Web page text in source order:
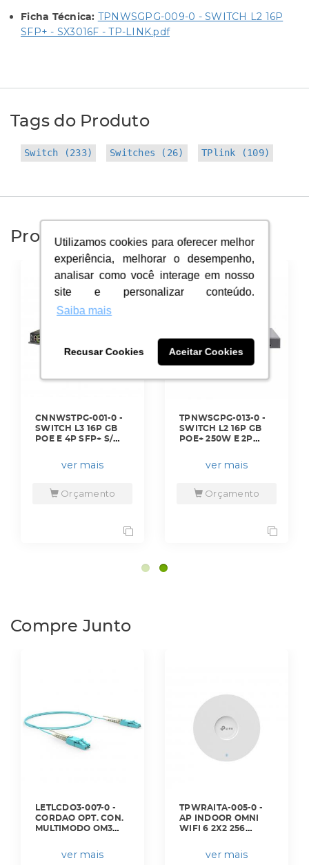
Utilizamos cookies para oferecer melhor
experiência, melhorar o desempenho,
analisar como você interage em nosso
site e personalizar conteúdo.
Saiba mais
Recusar Cookies Aceitar Cookies
Utilizamos cookies para oferecer melhor
experiência, melhorar o desempenho,
analisar como você interage em nosso
site e personalizar conteúdo.
Saiba mais
Recusar Cookies Aceitar Cookies
Ficha Técnica: TPNWSGPG-009-0 - SWITCH L2 16P
SFP+ - SX3016F - TP-LINK.pdf
Tags do Produto
Switch (233) Switches (26) TPlink (109)
Produtos Similares
CNNWSTPG-001-0 -
SWITCH L3 16P GB
POE E 4P SFP+ S/
MXTX2020GXPA10 -
CAMBIUMver mais
Orçamento
TPNWSGPG-013-0 -
SWITCH L2 16P GB
POE+ 250W E 2P
ES220GMP - TP-LINK
ver mais
Orçamento
Compre Junto
LETLCDO3-007-0 -
CORDAO OPT. CON.
MULTIMODO OM3
3,0M LSZH ACQUA
ver mais
TPWRAITA-005-0 -
AP INDOOR OMNI
WIFI 6 2X2 256
S/ FONTE - EAP653..
- TP-LINKver mais